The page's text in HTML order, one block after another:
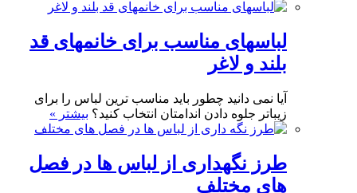
لباسهای مناسب برای خانمهای قد
بلند و لاغر
آیا نمی دانید چطور باید مناسب ترین لباس را برای
زیباتر جلوه دادن اندامتان انتخاب کنید؟ بیشتر »
طرز نگهداری از لباس ها در فصل
های مختلف